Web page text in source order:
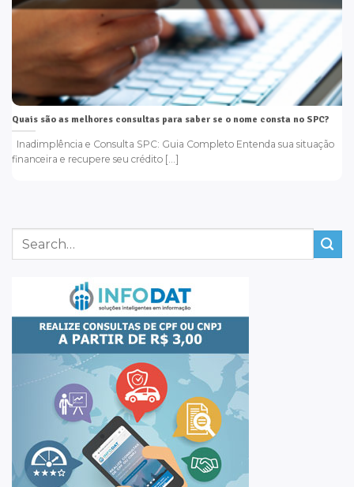
Quais são as melhores consultas para saber se o nome consta no SPC?
Inadimplência e Consulta SPC: Guia Completo Entenda sua situação
financeira e recupere seu crédito [...]